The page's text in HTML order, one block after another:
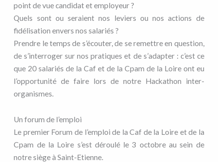
point de vue candidat et employeur ?
Quels sont ou seraient nos leviers ou nos actions de
fidélisation envers nos salariés ?
Prendre le temps de s’écouter, de se remettre en question,
de s’interroger sur nos pratiques et de s’adapter : c’est ce
que 20 salariés de la Caf et de la Cpam de la Loire ont eu
l’opportunité de faire lors de notre Hackathon inter-
organismes.
Un forum de l’emploi
Le premier Forum de l’emploi de la Caf de la Loire et de la
Cpam de la Loire s’est déroulé le 3 octobre au sein de
notre siège à Saint-Etienne.